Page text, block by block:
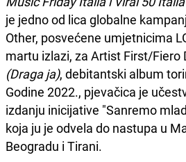
je jedno od lica globalne
Other, posvećene umjetnicima
martu izlazi, za Artist First/Fiero
(Draga ja), debitantski album
Godine 2022., pjevačica je
izdanju inicijative "Sanremo
koja ju je odvela do nastupa u
Beogradu i Tirani.